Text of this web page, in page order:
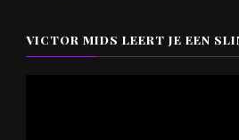
VICTOR MIDS LEERT JE EEN